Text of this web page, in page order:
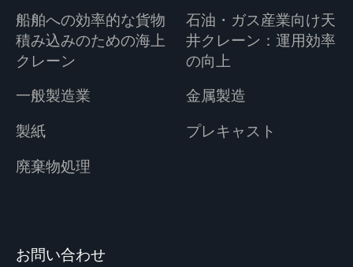
船舶への効率的な貨物
積み込みのための海上
クレーン
石油・ガス産業向け天
井クレーン：運用効率
の向上
一般製造業
金属製造
製紙
プレキャスト
廃棄物処理
お問い合わせ